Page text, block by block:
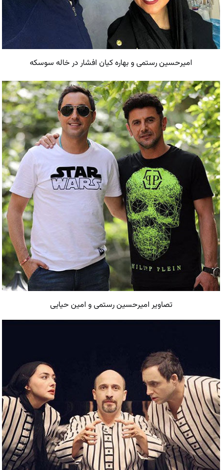
امیرحسین رستمی و بهاره کیان افشار در خاله سوسکه
تصاویر امیرحسین رستمی و امین حیایی